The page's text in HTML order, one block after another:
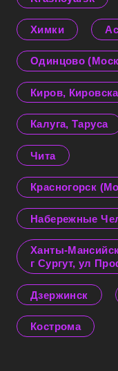
Химки
Одинцово
Киров,
Калуга, Таруса
Чита
Красногорск
Набережные
Ханты-
г Сургут, ул
Дзержинск
Кострома